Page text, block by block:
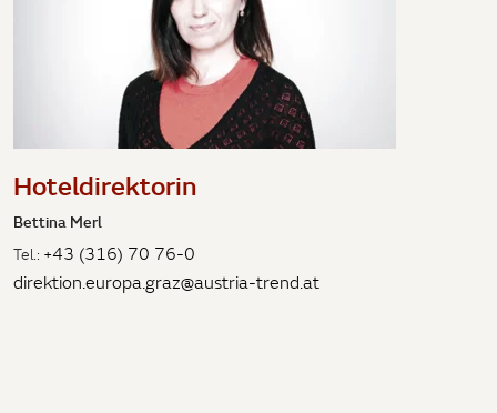
Hoteldirektorin
Bettina Merl
Tel.: +43 (316) 70 76-0
direktion.europa.graz@austria-trend.at